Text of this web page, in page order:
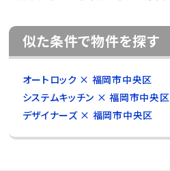
似た条件で物件を探す
オートロック × 福岡市中央区
システムキッチン × 福岡市中央区
デザイナーズ × 福岡市中央区